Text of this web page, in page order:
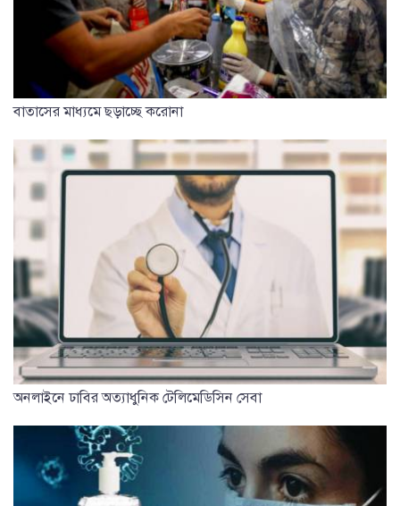
বাতাসের মাধ্যমে ছড়াচ্ছে করোনা
অনলাইনে ঢাবির অত্যাধুনিক টেলিমেডিসিন সেবা